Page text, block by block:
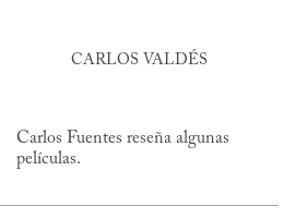
CARLOS VALDÉS
Carlos Fuentes reseña algunas
películas.